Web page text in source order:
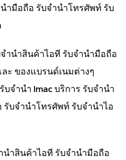
ำมือถือ รับจำนำโทรศัพท์ รับ
ำนำสินค้าไอที รับจำนำมือถือ
ะ ของแบรนด์เนมต่างๆ
จำนำ Imac บริการ รับจำนำ
บจำนำโทรศัพท์ รับจำนำไอ
นำสินค้าไอที รับจำนำมือถือ